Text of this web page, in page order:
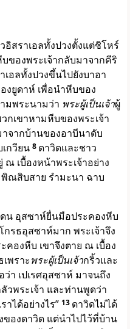
อิสราเอลทั้งปวงตั้งแต่ชิโหร์
ของพระเจ้ากลับมาจากคีริ
อลทั้งปวงขึ้นไปยังบาอา
งยูดาห์ เพื่อนำหีบของ
มพระนามว่า พระผู้เป็นเจ้าผู้
กเขาหามหีบของพระเจ้า
จากบ้านของอาบีนาดับ
กวียน 8 ดาวิดและชาว
ณ เบื้องหน้าพระเจ้าอย่าง
พิณสิบสาย รำมะนา ฉาบ
น อุสซาห์ยื่นมือประคองหีบ
กรธอุสซาห์มาก พระเจ้าจึง
คองหีบ เขาจึงตาย ณ เบื้อง
พราะพระผู้เป็นเจ้ากริ้วและ
า เปเรศอุสซาห์ มาจนถึง
วพระเจ้า และท่านพูดว่า
าได้อย่างไร” 13 ดาวิดไม่ได้
ของดาวิด แต่นำไปไว้ที่บ้าน